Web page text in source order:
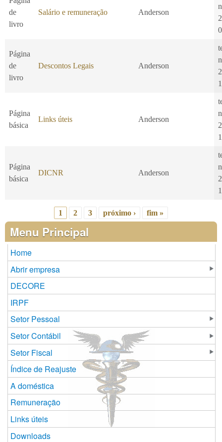
de
livro
Salário e remuneração Anderson
Página
de
livro
Descontos Legais Anderson
Página
básica
Links úteis Anderson
Página
básica
DICNR Anderson
Páginas
1 2 3 próximo › fim »
Menu Principal
Home
Abrir empresa
DECORE
IRPF
Setor Pessoal
Setor Contábil
Setor Fiscal
Índice de Reajuste
A doméstica
Remuneração
Links úteis
Downloads